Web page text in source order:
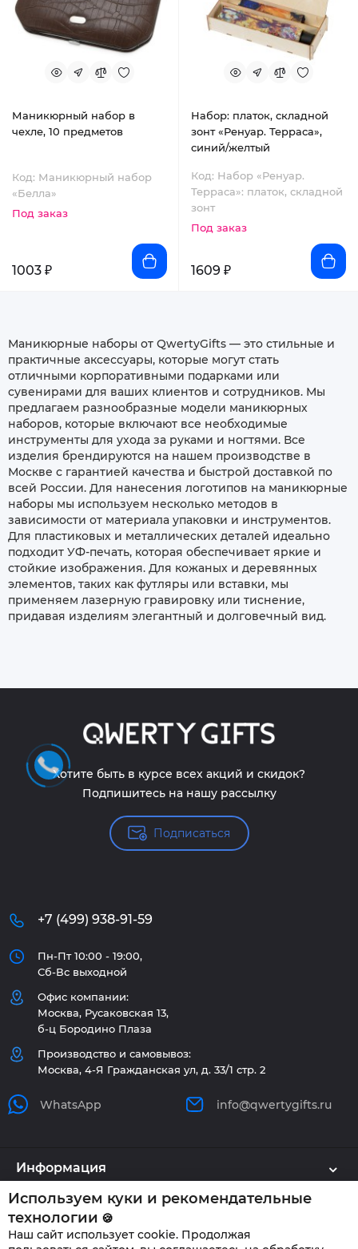
Маникюрный набор в
чехле, 10 предметов
Код: Маникюрный набор
«Белла»
Под заказ
1003 ₽
Набор: платок, складной
зонт «Ренуар. Терраса»,
синий/желтый
Код: Набор «Ренуар.
Терраса»: платок, складной
зонт
Под заказ
1609 ₽
Маникюрные наборы от QwertyGifts — это стильные и
практичные аксессуары, которые могут стать
отличными корпоративными подарками или
сувенирами для ваших клиентов и сотрудников. Мы
предлагаем разнообразные модели маникюрных
наборов, которые включают все необходимые
инструменты для ухода за руками и ногтями. Все
изделия брендируются на нашем производстве в
Москве с гарантией качества и быстрой доставкой по
всей России. Для нанесения логотипов на маникюрные
наборы мы используем несколько методов в
зависимости от материала упаковки и инструментов.
Для пластиковых и металлических деталей идеально
подходит УФ-печать, которая обеспечивает яркие и
стойкие изображения. Для кожаных и деревянных
элементов, таких как футляры или вставки, мы
применяем лазерную гравировку или тиснение,
придавая изделиям элегантный и долговечный вид.
Хотите быть в курсе всех акций и скидок?
Подпишитесь на нашу рассылку
Подписаться
+7 (499) 938-91-59
Пн-Пт 10:00 - 19:00,
Сб-Вс выходной
Офис компании:
Москва, Русаковская 13,
б-ц Бородино Плаза
Производство и самовывоз:
Москва, 4-Я Гражданская ул, д. 33/1 стр. 2
WhatsApp info@qwertygifts.ru
Информация
Каталог
Используем куки и рекомендательные
технологии 🍪
Наш сайт использует cookie. Продолжая